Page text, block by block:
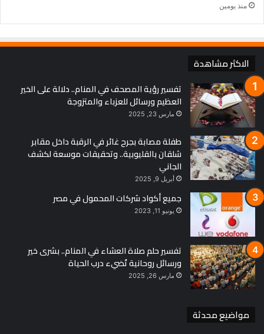
منذ يومين
الاكثر مشاهدة
تفسير رؤية المصحف في المنام.. دلالة على الخير
العظيم ورسائل للعزباء والمتزوجة
مارس 23, 2025
طفلة مصابة بجرح غائر في الرقبة داخل مقابر
شلقان بالقليوبية.. وتحقيقات موسعة لكشف
الجاني
أبريل 9, 2025
جميع أكواد شركات المحمول في مصر
يونيو 11, 2023
تفسير حلم صلاة العشاء في المنام.. بشرى خير
ورسائل روحانية تُضيء درب الحياة
مارس 26, 2025
مواضيع محدثة